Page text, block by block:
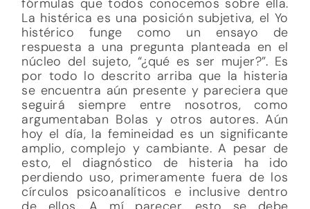
fórmulas que todos conocemos sobre ella.
La histérica es una posición subjetiva, el Yo
histérico funge como un ensayo de
respuesta a una pregunta planteada en el
núcleo del sujeto, “¿qué es ser mujer?”. Es
por todo lo descrito arriba que la histeria
se encuentra aún presente y pareciera que
seguirá siempre entre nosotros, como
argumentaban Bolas y otros autores. Aún
hoy el día, la femineidad es un significante
amplio, complejo y cambiante. A pesar de
esto, el diagnóstico de histeria ha ido
perdiendo uso, primeramente fuera de los
círculos psicoanalíticos e inclusive dentro